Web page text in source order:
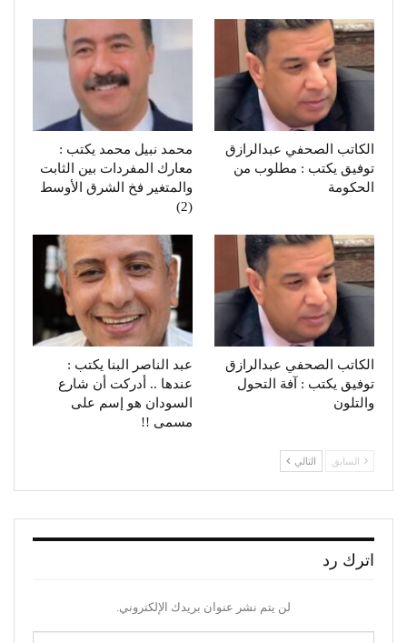
الكاتب الصحفي عبدالرازق
توفيق يكتب : مطلوب من
الحكومة
محمد نبيل محمد يكتب :
معارك المفردات بين الثابت
والمتغير فخ الشرق الأوسط
(2)
الكاتب الصحفي عبدالرازق
توفيق يكتب : آفة التحول
والتلون
عبد الناصر البنا يكتب :
عندها .. أدركت أن شارع
السودان هو إسم على
مسمى !!
السابق التالي
اترك رد
لن يتم نشر عنوان بريدك الإلكتروني.